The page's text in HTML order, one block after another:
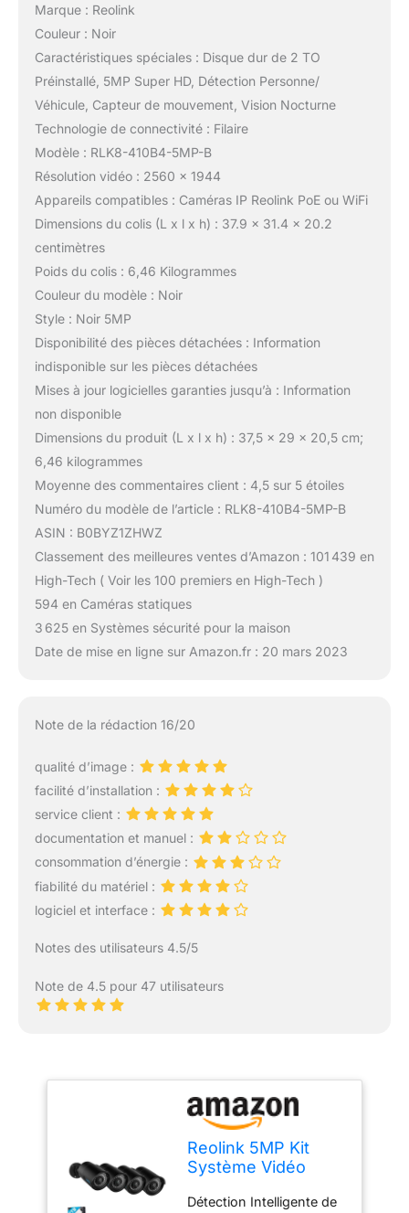
Marque : Reolink
Couleur : Noir
Caractéristiques spéciales : Disque dur de 2 TO
Préinstallé, 5MP Super HD, Détection Personne/
Véhicule, Capteur de mouvement, Vision Nocturne
Technologie de connectivité : Filaire
Modèle : RLK8-410B4-5MP-B
Résolution vidéo : 2560 x 1944
Appareils compatibles : Caméras IP Reolink PoE ou WiFi
Dimensions du colis (L x l x h) : 37.9 x 31.4 x 20.2
centimètres
Poids du colis : 6,46 Kilogrammes
Couleur du modèle : Noir
Style : Noir 5MP
Disponibilité des pièces détachées : Information
indisponible sur les pièces détachées
Mises à jour logicielles garanties jusqu’à : Information
non disponible
Dimensions du produit (L x l x h) : 37,5 x 29 x 20,5 cm;
6,46 kilogrammes
Moyenne des commentaires client : 4,5 sur 5 étoiles
Numéro du modèle de l’article : RLK8-410B4-5MP-B
ASIN : B0BYZ1ZHWZ
Classement des meilleures ventes d’Amazon : 101 439 en
High-Tech ( Voir les 100 premiers en High-Tech )
594 en Caméras statiques
3 625 en Systèmes sécurité pour la maison
Date de mise en ligne sur Amazon.fr : 20 mars 2023
Note de la rédaction 16/20
qualité d’image :
facilité d’installation :
service client :
documentation et manuel :
consommation d’énergie :
fiabilité du matériel :
logiciel et interface :
Notes des utilisateurs 4.5/5
Note de 4.5 pour 47 utilisateurs
Reolink 5MP Kit
Système Vidéo
2To NVR, Caméra
Détection Intelligente de